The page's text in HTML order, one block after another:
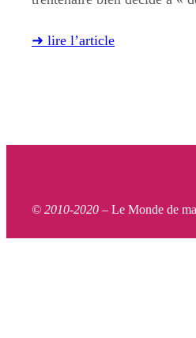
➜ lire l’article
© 2010-2020 – Le Monde de